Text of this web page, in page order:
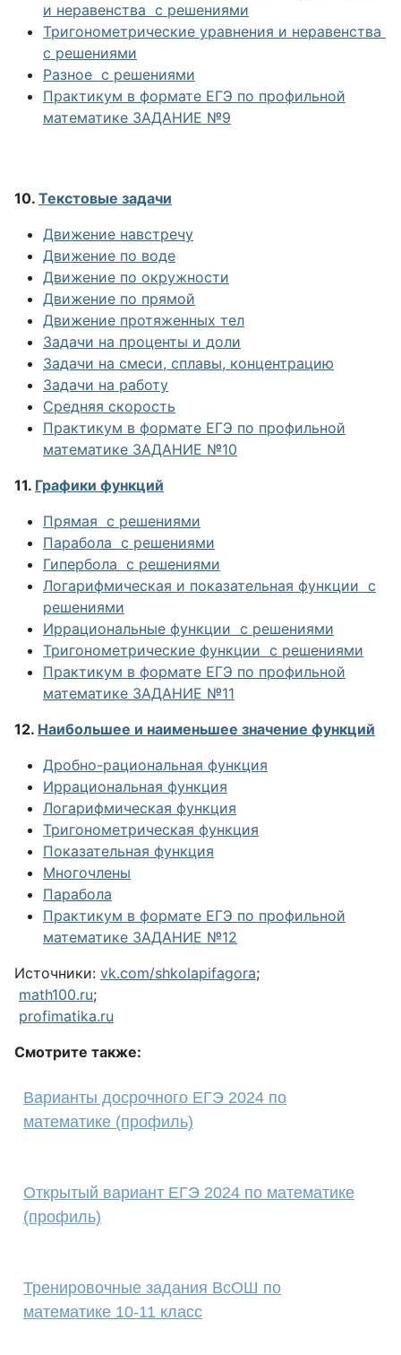
и неравенства с решениями
Тригонометрические уравнения и неравенства
с решениями
Разное с решениями
Практикум в формате ЕГЭ по профильной
математике ЗАДАНИЕ №9
10. Текстовые задачи
Движение навстречу
Движение по воде
Движение по окружности
Движение по прямой
Движение протяженных тел
Задачи на проценты и доли
Задачи на смеси, сплавы, концентрацию
Задачи на работу
Средняя скорость
Практикум в формате ЕГЭ по профильной
математике ЗАДАНИЕ №10
11. Графики функций
Прямая с решениями
Парабола с решениями
Гипербола с решениями
Логарифмическая и показательная функции с
решениями
Иррациональные функции с решениями
Тригонометрические функции с решениями
Практикум в формате ЕГЭ по профильной
математике ЗАДАНИЕ №11
12. Наибольшее и наименьшее значение функций
Дробно-рациональная функция
Иррациональная функция
Логарифмическая функция
Тригонометрическая функция
Показательная функция
Многочлены
Парабола
Практикум в формате ЕГЭ по профильной
математике ЗАДАНИЕ №12
Источники: vk.com/shkolapifagora;
math100.ru;
profimatika.ru
Смотрите также:
Варианты досрочного ЕГЭ 2024 по
математике (профиль)
Открытый вариант ЕГЭ 2024 по математике
(профиль)
Тренировочные задания ВсОШ по
математике 10-11 класс